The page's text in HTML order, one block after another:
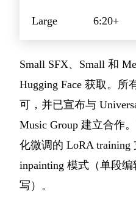
Large 6:20+
Small SFX、Small 和
Hugging Face 获取。
可，并已宣布与
Music Group 建立合作
化微调的 LoRA training
inpainting 模式（单段
写）。